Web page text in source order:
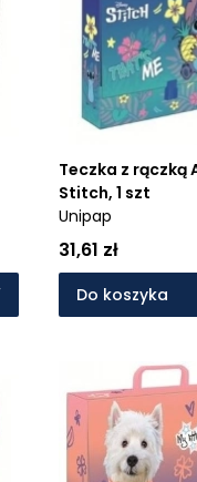
Teczka z rączką
Stitch, 1 szt
Unipap
31,61 zł
Do koszyka